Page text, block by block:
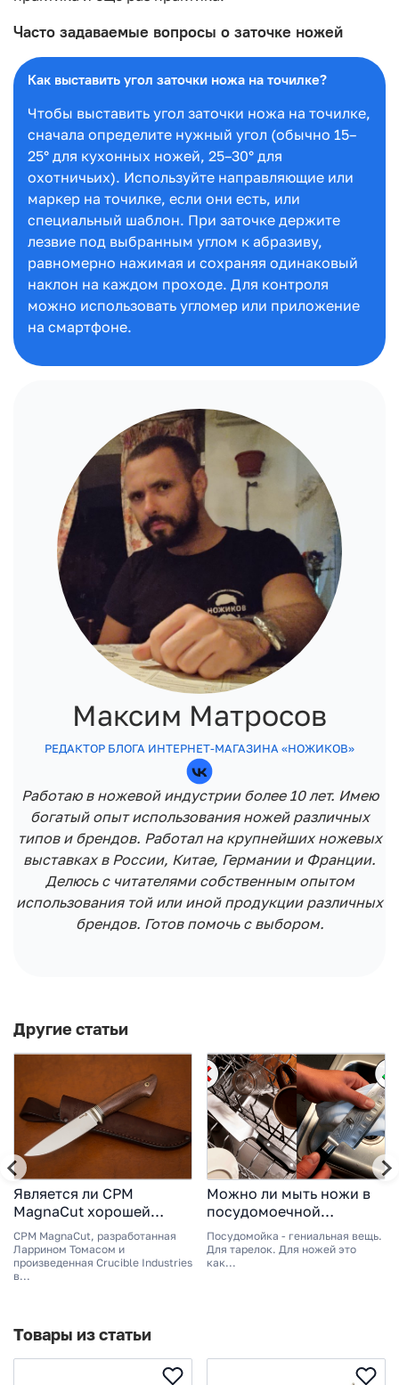
Часто задаваемые вопросы о заточке ножей
Как выставить угол заточки ножа на точилке?
Чтобы выставить угол заточки ножа на точилке,
сначала определите нужный угол (обычно 15–
25° для кухонных ножей, 25–30° для
охотничьих). Используйте направляющие или
маркер на точилке, если они есть, или
специальный шаблон. При заточке держите
лезвие под выбранным углом к абразиву,
равномерно нажимая и сохраняя одинаковый
наклон на каждом проходе. Для контроля
можно использовать угломер или приложение
на смартфоне.
Максим Матросов
РЕДАКТОР БЛОГА ИНТЕРНЕТ-МАГАЗИНА «НОЖИКОВ»
Работаю в ножевой индустрии более 10 лет. Имею
богатый опыт использования ножей различных
типов и брендов. Работал на крупнейших ножевых
выставках в России, Китае, Германии и Франции.
Делюсь с читателями собственным опытом
использования той или иной продукции различных
брендов. Готов помочь с выбором.
Другие статьи
Является ли CPM
MagnaCut хорошей
сталью для ножей?
Плюсы и минусы
CPM MagnaCut, разработанная
Ларрином Томасом и
произведенная Crucible Industries
в...
Можно ли мыть ножи в
посудомоечной
машине?
Посудомойка - гениальная вещь.
Для тарелок. Для ножей это
как...
Товары из статьи